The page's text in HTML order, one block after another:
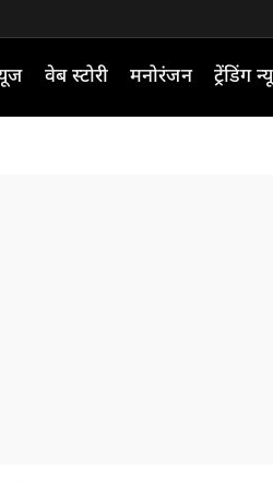
वेब स्टोरी मनोरंजन ट्रेंडिंग